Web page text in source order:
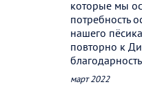
которые мы
потребность
нашего
повторно к
март 2022